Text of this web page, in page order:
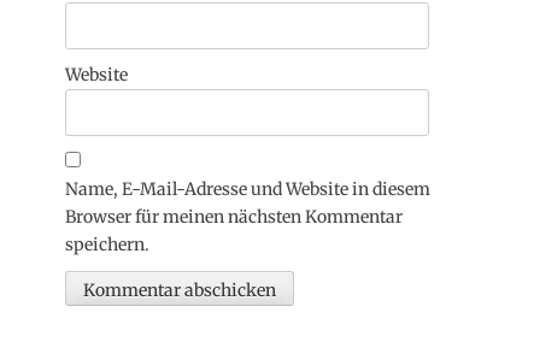
Website
Name, E-Mail-Adresse und Website in diesem
Browser für meinen nächsten Kommentar
speichern.